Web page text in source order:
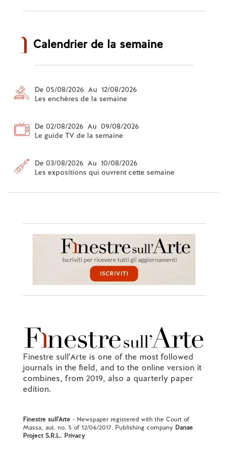
Calendrier de la semaine
De 05/08/2026 Au 12/08/2026
Les enchères de la semaine
De 02/08/2026 Au 09/08/2026
Le guide TV de la semaine
De 03/08/2026 Au 10/08/2026
Les expositions qui ouvrent cette semaine
Finestre sull'Arte is one of the most followed
journals in the field, and to the online version it
combines, from 2019, also a quarterly paper
edition.
Finestre sull'Arte- Newspaper registered with the Court of
Massa, aut. no. 5 of 12/06/2017. Publishing company Danae
Project S.R.L.. Privacy